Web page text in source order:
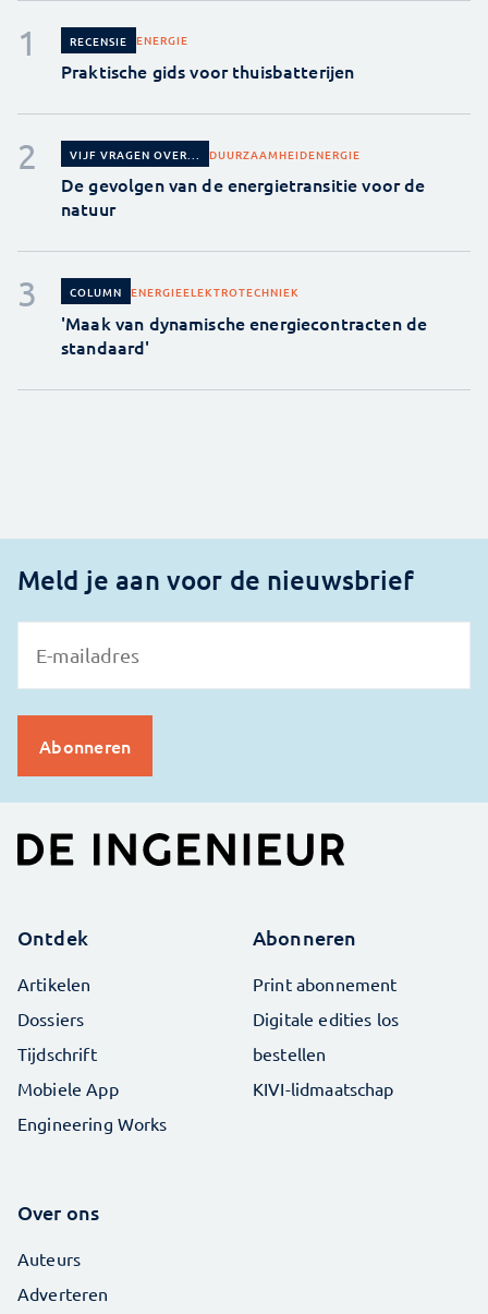
RECENSIE ENERGIE
Praktische gids voor thuisbatterijen
VIJF VRAGEN OVER... DUURZAAMHEIDENERGIE
De gevolgen van de energietransitie voor de
natuur
COLUMN ENERGIEELEKTROTECHNIEK
'Maak van dynamische energiecontracten de
standaard'
Meld je aan voor de nieuwsbrief
Ontdek
Artikelen
Dossiers
Tijdschrift
Mobiele App
Engineering Works
Abonneren
Print abonnement
Digitale edities los
bestellen
KIVI-lidmaatschap
Over ons
Auteurs
Adverteren